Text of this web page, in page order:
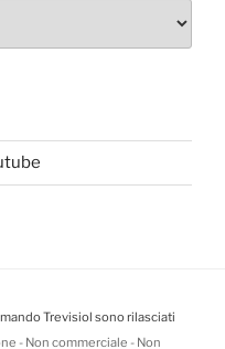
Trevisiol sono rilasciati
- Non commerciale - Non